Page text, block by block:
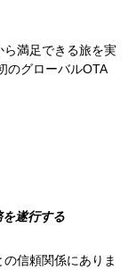
満足できる旅を実
のグローバルOTA
遂行する
信頼関係にありま